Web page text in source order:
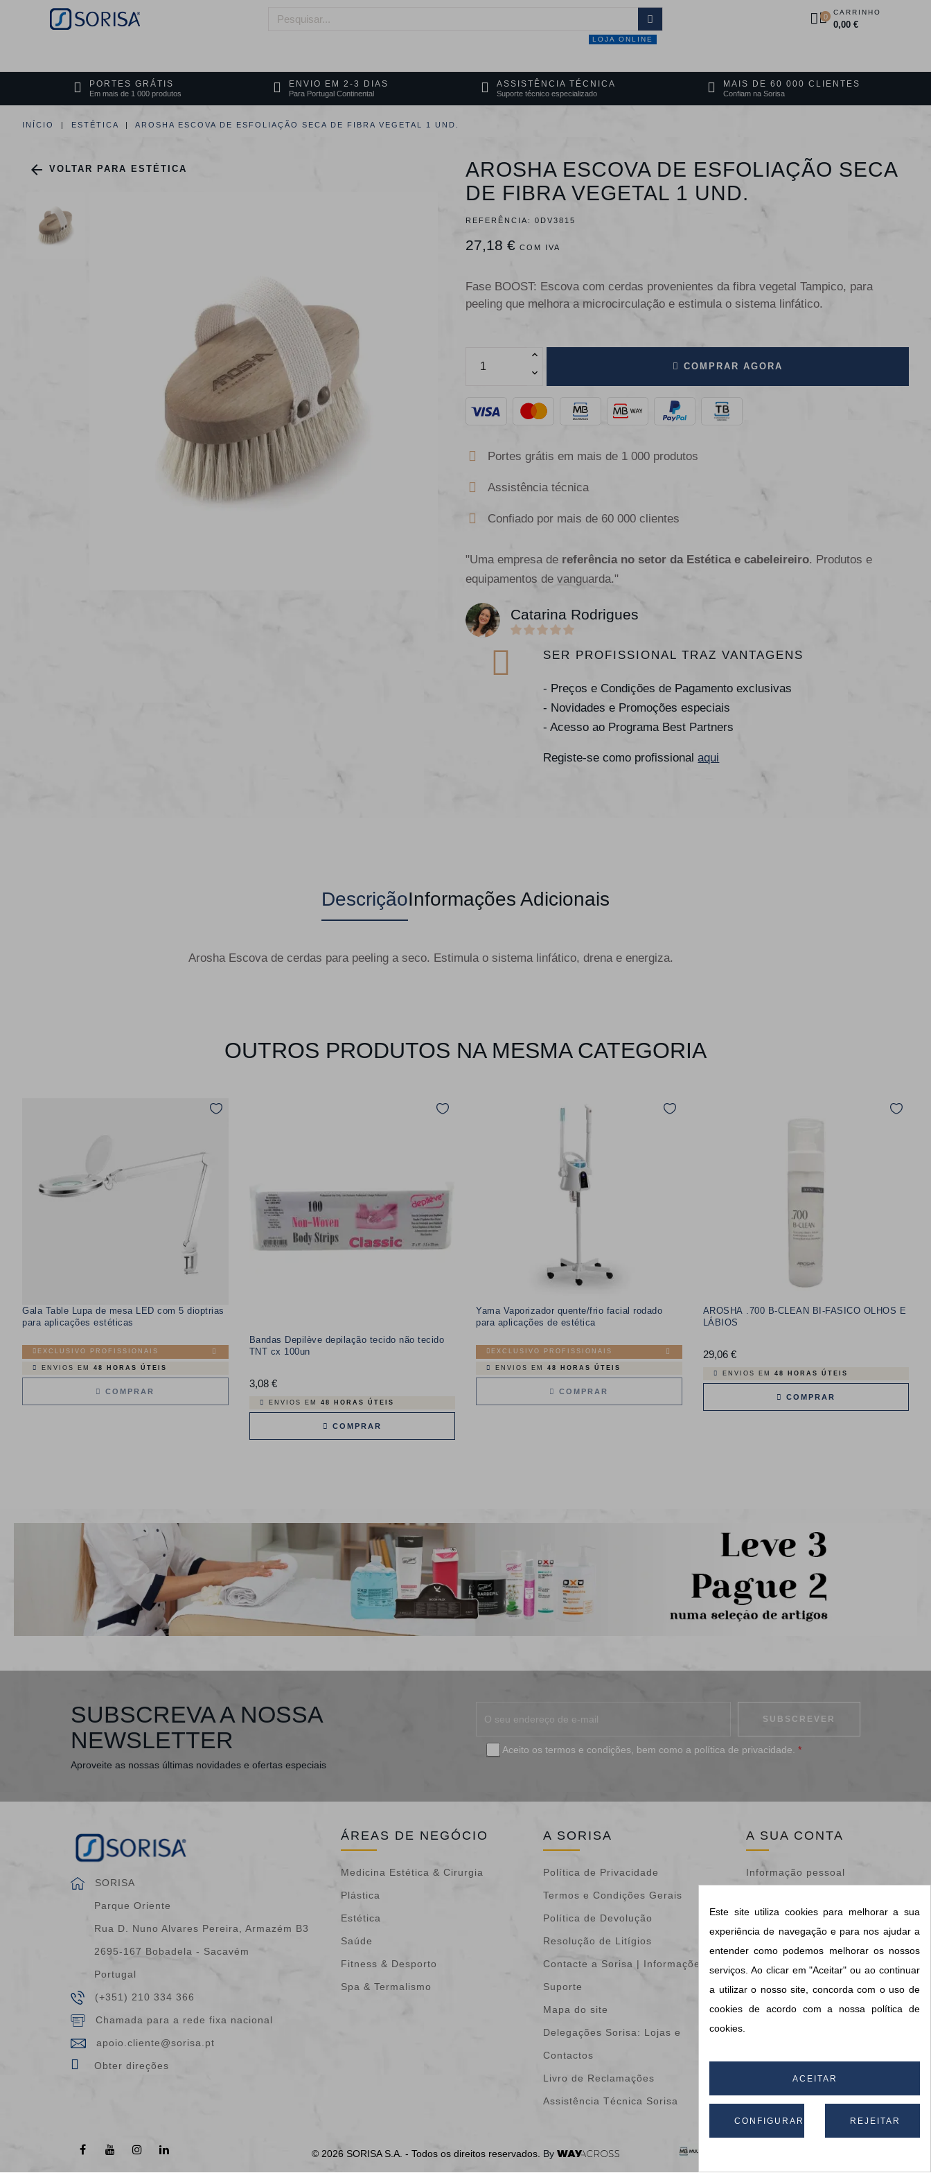
0 CARRINHO
0,00 €
LOJA ONLINE
PORTES GRÁTIS
Em mais de 1 000 produtos
ENVIO EM 2-3 DIAS
Para Portugal Continental
ASSISTÊNCIA TÉCNICA
Suporte técnico especializado
MAIS DE 60 000 CLIENTES
Confiam na Sorisa
INÍCIO ESTÉTICA AROSHA ESCOVA DE ESFOLIAÇÃO SECA DE FIBRA VEGETAL 1 UND.
 VOLTAR PARA ESTÉTICA
AROSHA ESCOVA DE ESFOLIAÇÃO SECA
DE FIBRA VEGETAL 1 UND.
REFERÊNCIA: 0DV3815
27,18 € COM IVA
Fase BOOST: Escova com cerdas provenientes da fibra vegetal Tampico, para
peeling que melhora a microcirculação e estimula o sistema linfático.
COMPRAR AGORA
Portes grátis em mais de 1 000 produtos
Assistência técnica
Confiado por mais de 60 000 clientes
"Uma empresa de referência no setor da Estética e cabeleireiro. Produtos e
equipamentos de vanguarda."
Catarina Rodrigues
SER PROFISSIONAL TRAZ VANTAGENS
- Preços e Condições de Pagamento exclusivas
- Novidades e Promoções especiais
- Acesso ao Programa Best Partners
Registe-se como profissionalaqui
DescriçãoInformações Adicionais
Arosha Escova de cerdas para peeling a seco. Estimula o sistema linfático, drena e energiza.
OUTROS PRODUTOS NA MESMA CATEGORIA
Gala Table Lupa de mesa LED com 5 dioptrias
para aplicações estéticas
EXCLUSIVO PROFISSIONAIS
ENVIOS EM 48 HORAS ÚTEIS
COMPRAR
Bandas Depilève depilação tecido não tecido
TNT cx 100un
3,08 €Preço
ENVIOS EM 48 HORAS ÚTEIS
COMPRAR
Yama Vaporizador quente/frio facial rodado
para aplicações de estética
EXCLUSIVO PROFISSIONAIS
ENVIOS EM 48 HORAS ÚTEIS
COMPRAR
AROSHA .700 B-CLEAN BI-FASICO OLHOS E
LÁBIOS
29,06 €Preço
ENVIOS EM 48 HORAS ÚTEIS
COMPRAR
SUBSCREVA A NOSSA
NEWSLETTER
Aproveite as nossas últimas novidades e ofertas especiais
Aceito os termos e condições , bem como a política de privacidade *
SORISA
Parque Oriente
Rua D. Nuno Alvares Pereira, Armazém B3
2695-167 Bobadela - Sacavém
Portugal
(+351) 210 334 366
Chamada para a rede fixa nacional
apoio.cliente@sorisa.pt
Obter direções
ÁREAS DE NEGÓCIO
Medicina Estética & Cirurgia
Plástica
Estética
Saúde
Fitness & Desporto
Spa & Termalismo
A SORISA
Política de Privacidade
Termos e Condições Gerais
Política de Devolução
Resolução de Litígios
Contacte a Sorisa | Informações &
Suporte
Mapa do site
Delegações Sorisa: Lojas e
Contactos
Livro de Reclamações
Assistência Técnica Sorisa
A SUA CONTA
Informação pessoal
mercadoria
Endereços
Vales de desconto
© 2026 SORISA S.A. - Todos os direitos reservados. By
Este site utiliza cookies para melhorar a sua
experiência de navegação e para nos ajudar a
entender como podemos melhorar os nossos
serviços. Ao clicar em "Aceitar" ou ao continuar
a utilizar o nosso site, concorda com o uso de
cookies de acordo com a nossa política de
cookies.
ACEITAR
CONFIGURAR REJEITAR